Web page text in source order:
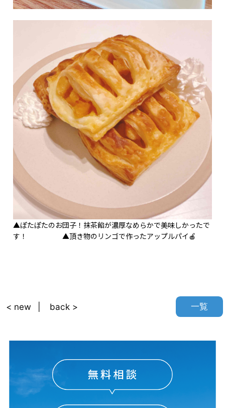
▲ぽたぽたのお団子！抹茶餡が濃厚なめらかで美味しかったで
す！ ▲頂き物のリンゴで作ったアップルパイ🍎
一覧
< new back >